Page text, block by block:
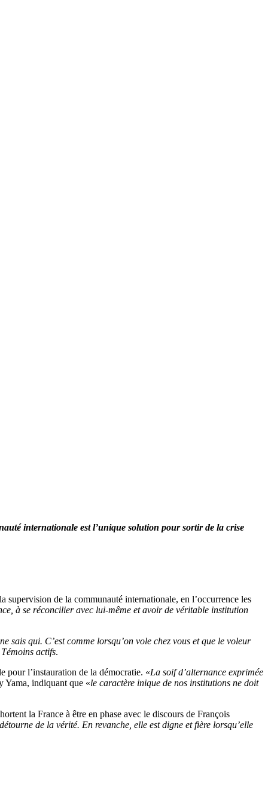
internationale est l’unique solution pour sortir de la crise
supervision de la communauté internationale, en l’occurrence les
à se réconcilier avec lui-même et avoir de véritable institution
sais qui. C’est comme lorsqu’on vole chez vous et que le voleur
Témoins actifs.
pour l’instauration de la démocratie. «La soif d’alternance exprimée
Yama, indiquant que «le caractère inique de nos institutions ne doit
la France à être en phase avec le discours de François
de la vérité. En revanche, elle est digne et fière lorsqu’elle